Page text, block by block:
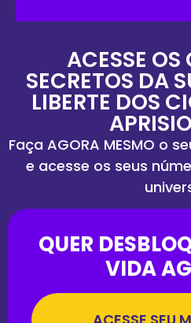
ACESSE
SECRETOS DA
LIBERTE DOS
Faça AGORA MESMO o
e acesse os seus
QUER
VIDA